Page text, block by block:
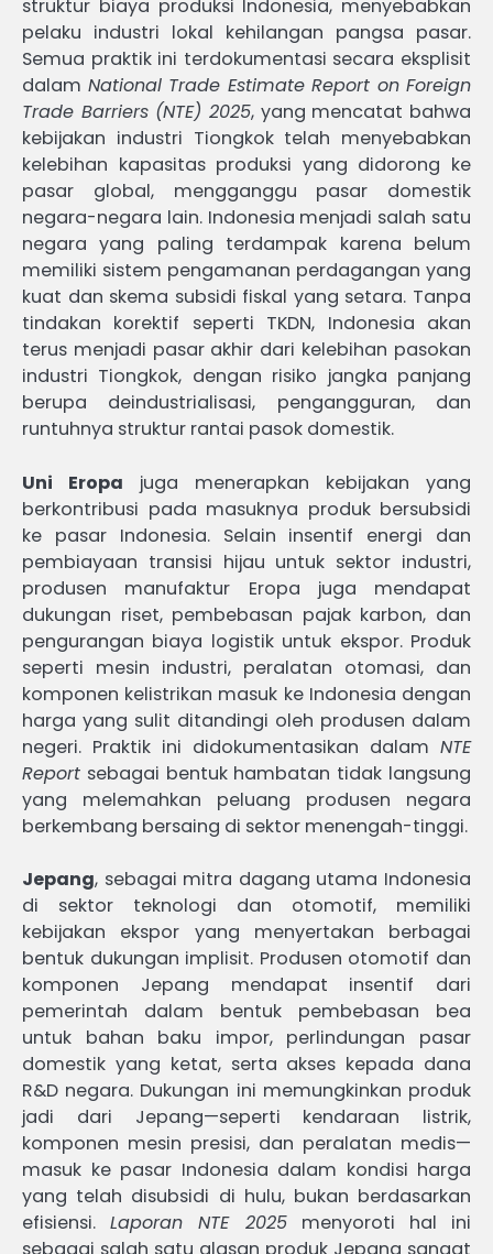
struktur biaya produksi Indonesia, menyebabkan
pelaku industri lokal kehilangan pangsa pasar.
Semua praktik ini terdokumentasi secara eksplisit
dalam National Trade Estimate Report on Foreign
Trade Barriers (NTE) 2025, yang mencatat bahwa
kebijakan industri Tiongkok telah menyebabkan
kelebihan kapasitas produksi yang didorong ke
pasar global, mengganggu pasar domestik
negara-negara lain. Indonesia menjadi salah satu
negara yang paling terdampak karena belum
memiliki sistem pengamanan perdagangan yang
kuat dan skema subsidi fiskal yang setara. Tanpa
tindakan korektif seperti TKDN, Indonesia akan
terus menjadi pasar akhir dari kelebihan pasokan
industri Tiongkok, dengan risiko jangka panjang
berupa deindustrialisasi, pengangguran, dan
runtuhnya struktur rantai pasok domestik.
Uni Eropa juga menerapkan kebijakan yang
berkontribusi pada masuknya produk bersubsidi
ke pasar Indonesia. Selain insentif energi dan
pembiayaan transisi hijau untuk sektor industri,
produsen manufaktur Eropa juga mendapat
dukungan riset, pembebasan pajak karbon, dan
pengurangan biaya logistik untuk ekspor. Produk
seperti mesin industri, peralatan otomasi, dan
komponen kelistrikan masuk ke Indonesia dengan
harga yang sulit ditandingi oleh produsen dalam
negeri. Praktik ini didokumentasikan dalam NTE
Report sebagai bentuk hambatan tidak langsung
yang melemahkan peluang produsen negara
berkembang bersaing di sektor menengah-tinggi.
Jepang, sebagai mitra dagang utama Indonesia
di sektor teknologi dan otomotif, memiliki
kebijakan ekspor yang menyertakan berbagai
bentuk dukungan implisit. Produsen otomotif dan
komponen Jepang mendapat insentif dari
pemerintah dalam bentuk pembebasan bea
untuk bahan baku impor, perlindungan pasar
domestik yang ketat, serta akses kepada dana
R&D negara. Dukungan ini memungkinkan produk
jadi dari Jepang—seperti kendaraan listrik,
komponen mesin presisi, dan peralatan medis—
masuk ke pasar Indonesia dalam kondisi harga
yang telah disubsidi di hulu, bukan berdasarkan
efisiensi.Laporan NTE 2025menyoroti hal ini
sebagai salah satu alasan produk Jepang sangat